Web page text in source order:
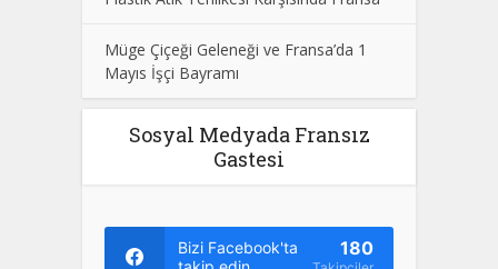
Müge Çiçeği Geleneği ve Fransa’da 1
Mayıs İşçi Bayramı
Sosyal Medyada Fransız
Gastesi
Bizi Facebook'ta
180